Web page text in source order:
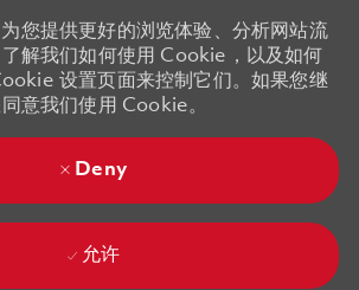
您提供更好的浏览体验、分析网站流
解我们如何使用 Cookie，以及如何
设置页面来控制它们。如果您继
意我们使用 Cookie。
Deny
允许